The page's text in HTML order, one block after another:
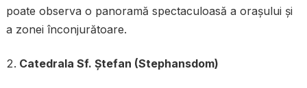
poate observa o panoramă spectaculoasă a orașului și
a zonei înconjurătoare.
Catedrala Sf. Ștefan (Stephansdom)